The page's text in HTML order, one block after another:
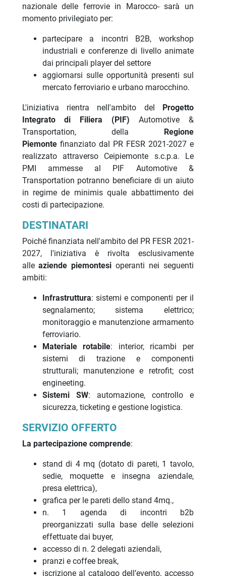
nazionale delle ferrovie in Marocco- sarà un
momento privilegiato per:
partecipare a incontri B2B, workshop
industriali e conferenze di livello animate
dai principali player del settore
aggiornarsi sulle opportunità presenti sul
mercato ferroviario e urbano marocchino.
L'iniziativa rientra nell'ambito del
Progetto
Integrato di Filiera (PIF) Automotive &
Transportation, della
Regione
Piemonte finanziato dal PR FESR 2021-2027 e
realizzato attraverso Ceipiemonte s.c.p.a. Le
PMI ammesse al PIF Automotive &
Transportation potranno beneficiare di un aiuto
in regime de minimis quale abbattimento dei
costi di partecipazione.
DESTINATARI
Poiché finanziata nell'ambito del PR FESR 2021-
2027, l'iniziativa è rivolta esclusivamente
alleaziende piemontesi operanti nei seguenti
ambiti:
Infrastruttura: sistemi e componenti per il
segnalamento; sistema elettrico;
monitoraggio e manutenzione armamento
ferroviario.
Materiale rotabile: interior, ricambi per
sistemi di trazione e componenti
strutturali; manutenzione e retrofit; cost
engineeting.
Sistemi SW: automazione, controllo e
sicurezza, ticketing e gestione logistica.
SERVIZIO OFFERTO
La partecipazione comprende:
stand di 4 mq (dotato di pareti, 1 tavolo,
sedie, moquette e insegna aziendale,
presa elettrica),
grafica per le pareti dello stand 4mq.,
n. 1 agenda di incontri b2b
preorganizzati sulla base delle selezioni
effettuate dai buyer,
accesso di n. 2 delegati aziendali,
pranzi e coffee break,
iscrizione al catalogo dell’evento, accesso